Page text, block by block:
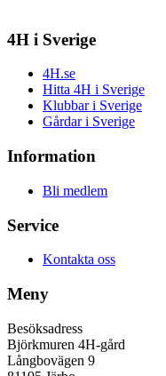
4H i Sverige
4H.se
Hitta 4H i Sverige
Klubbar i Sverige
Gårdar i Sverige
Information
Bli medlem
Service
Kontakta oss
Meny
Besöksadress
Björkmuren 4H-gård
Långbovägen 9